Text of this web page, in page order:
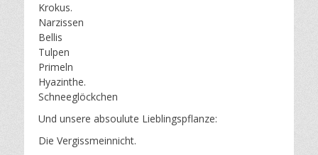
Krokus.
Narzissen
Bellis
Tulpen
Primeln
Hyazinthe.
Schneeglöckchen
Und unsere absoulute Lieblingspflanze:
Die Vergissmeinnicht.